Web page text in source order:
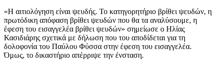
«Η αιτιολόγηση είναι ψευδής. Το κατηγορητήριο βρίθει ψευδών, η
πρωτόδικη απόφαση βρίθει ψευδών που θα τα αναλύσουμε, η
έφεση του εισαγγελέα βρίθει ψευδών» σημείωσε ο Ηλίας
Κασιδιάρης σχετικά με δήλωση που του αποδίδεται για τη
δολοφονία του Παύλου Φύσσα στην έφεση του εισαγγελέα.
Όμως, το δικαστήριο απέρριψε την ένσταση.